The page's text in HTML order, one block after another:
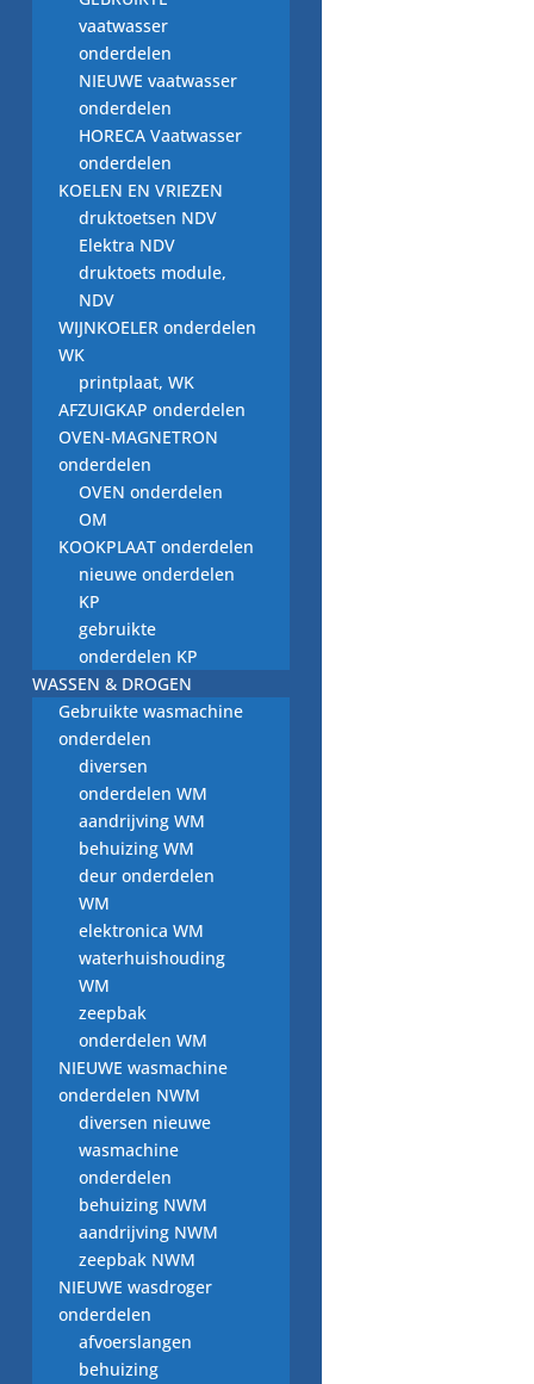
zeepbak schakelaar
100331.40,
wasmachine
onderdeel
€7,00
thermoaktuator,
schakelaar zeepbak
100332.07K
wasmachine
€5,00
zeepbak schakelaar
type 90873.00
1903922,
wasmachine
onderdeel
€5,00
airlock labyrinth type
91186.00, 1004229
7,00
WITGOED VOOR U!
vaatwasser
onderdelen
NIEUWE vaatwasser
onderdelen
HORECA Vaatwasser
onderdelen
KOELEN EN VRIEZEN
druktoetsen NDV
Elektra NDV
druktoets module,
NDV
WIJNKOELER onderdelen
WK
printplaat, WK
AFZUIGKAP onderdelen
OVEN-MAGNETRON
onderdelen
OVEN onderdelen
OM
KOOKPLAAT onderdelen
nieuwe onderdelen
KP
gebruikte
onderdelen KP
WASSEN & DROGEN
Gebruikte wasmachine
onderdelen
diversen
onderdelen WM
aandrijving WM
behuizing WM
deur onderdelen
WM
elektronica WM
waterhuishouding
WM
zeepbak
onderdelen WM
NIEUWE wasmachine
onderdelen NWM
diversen nieuwe
wasmachine
onderdelen
behuizing NWM
aandrijving NWM
zeepbak NWM
NIEUWE wasdroger
onderdelen
afvoerslangen
behuizing